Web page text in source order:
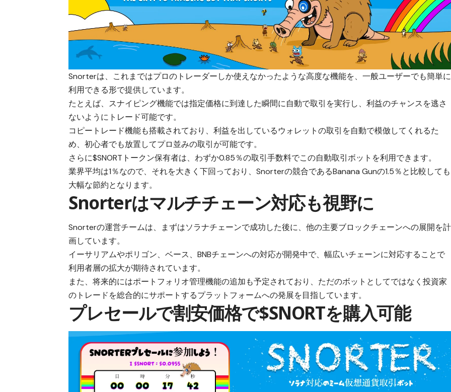
Snorterは、これまではプロのトレーダーしか使えなかったような高度な機能を、一般ユーザーでも簡単に
利用できる形で提供しています。
たとえば、スナイピング機能では指定価格に到達した瞬間に自動で取引を実行し、利益のチャンスを逃さ
ないようにトレード可能です。
コピートレード機能も搭載されており、利益を出しているウォレットの取引を自動で模倣してくれるた
め、初心者でも放置してプロ並みの取引が可能です。
さらに$SNORTトークン保有者は、わずか0.85％の取引手数料でこの自動取引ボットを利用できます。
業界平均は1％なので、それを大きく下回っており、Snorterの競合であるBanana Gunの1.5％と比較しても
大幅な節約となります。
Snorterはマルチチェーン対応も視野に
Snorterの運営チームは、まずはソラナチェーンで成功した後に、他の主要ブロックチェーンへの展開を計
画しています。
イーサリアムやポリゴン、ベース、BNBチェーンへの対応が開発中で、幅広いチェーンに対応することで
利用者層の拡大が期待されています。
また、将来的にはポートフォリオ管理機能の追加も予定されており、ただのボットとしてではなく投資家
のトレードを総合的にサポートするプラットフォームへの発展を目指しています。
プレセールで割安価格で$SNORTを購入可能